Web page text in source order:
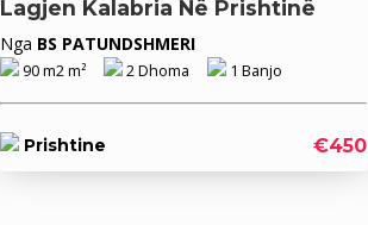
Lagjen Kalabria Në Prishtinë
Nga BS PATUNDSHMERI
90 m2 m² 2 Dhoma 1 Banjo
Prishtine €450